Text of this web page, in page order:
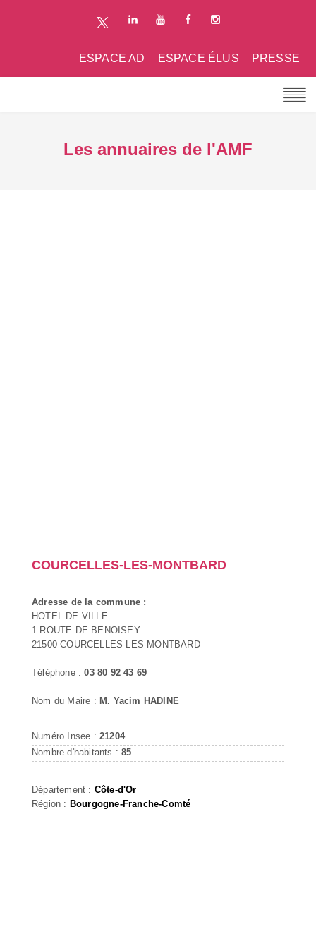
PRESSE
ESPACE ÉLUS
ESPACE AD
Les annuaires de l'AMF
COURCELLES-LES-MONTBARD
Adresse de la commune :
HOTEL DE VILLE
1 ROUTE DE BENOISEY
21500 COURCELLES-LES-MONTBARD
Téléphone :03 80 92 43 69
Nom du Maire : M. Yacim HADINE
Numéro Insee : 21204
Nombre d'habitants :85
Département : Côte-d'Or
Région : Bourgogne-Franche-Comté